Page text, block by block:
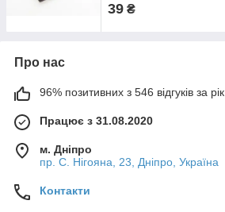
39 ₴
Про нас
96% позитивних з 546 відгуків за рік
Працює з 31.08.2020
м. Дніпро
пр. С. Нігояна, 23, Дніпро, Україна
Контакти